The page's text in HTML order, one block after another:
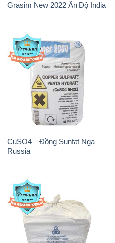
Grasim New 2022 Ấn Độ India
CuSO4 – Đồng Sunfat Nga
Russia